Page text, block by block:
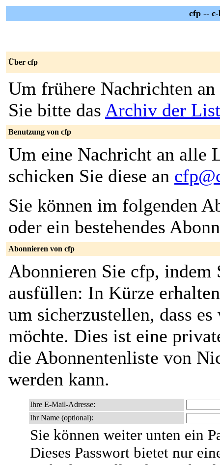
cfp --
Über cfp
Um frühere Nachrichten an
Sie bitte das Archiv der
Benutzung von cfp
Um eine Nachricht an alle
schicken Sie diese an
Sie können im folgenden
oder ein bestehendes
Abonnieren von cfp
Abonnieren Sie cfp, indem
ausfüllen: In Kürze
um sicherzustellen, dass
möchte. Dies ist eine
die Abonnentenliste von
werden kann.
Ihre E-Mail-Adresse:
Ihr Name (optional):
Sie können weiter unten ein
Dieses Passwort bietet nur